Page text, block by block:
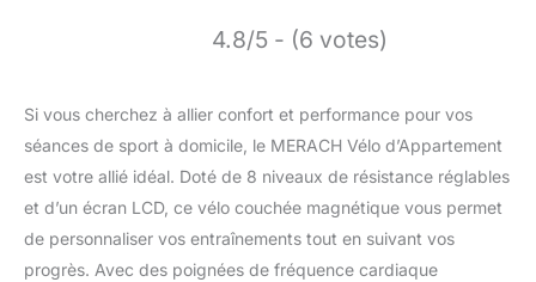
4.8/5 - (6 votes)
Si vous cherchez à allier confort et performance pour vos
séances de sport à domicile, le MERACH Vélo d’Appartement
est votre allié idéal. Doté de 8 niveaux de résistance réglables
et d’un écran LCD, ce vélo couchée magnétique vous permet
de personnaliser vos entraînements tout en suivant vos
progrès. Avec des poignées de fréquence cardiaque